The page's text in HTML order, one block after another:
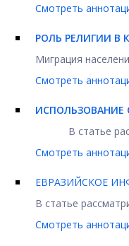
Смотреть
РОЛЬ РЕЛИГИИ В
Миграция
Смотреть
ИСПОЛЬЗОВАНИЕ
В статье
Смотреть
ЕВРАЗИЙСКОЕ
В статье
Смотреть